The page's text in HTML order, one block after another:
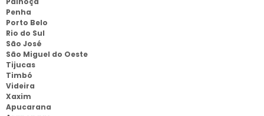
Penha
Porto Belo
Rio do Sul
São José
São Miguel do Oeste
Tijucas
Timbó
Videira
Xaxim
Apucarana